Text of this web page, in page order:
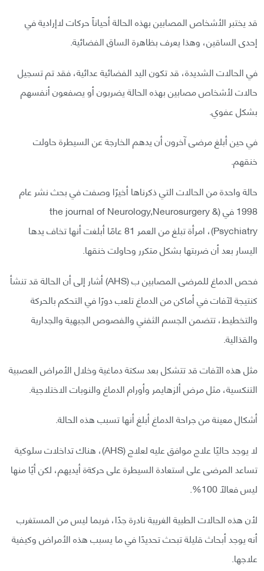
قد يختبر الأشخاص المصابين بهذه الحالة أحياناً حركات لاإرادية في
إحدى الساقين، وهذا يعرف بظاهرة الساق الفضائية.
في الحالات الشديدة، قد تكون اليد الفضائية عدائية، فقد تم تسجيل
حالات لأشخاص مصابين بهذه الحالة يضربون أو يصفعون أنفسهم
بشكل عفوي.
في حين أبلغ مرضى آخرون أن يدهم الخارجة عن السيطرة حاولت
خنقهم.
حالة واحدة من الحالات التي ذكرناها أخيرًا وصفت في بحث نشر عام
1998 في (the journal of Neurology,Neurosurgery &
Psychiatry)، امرأة تبلغ من العمر 81 عامًا أبلغت أنها تخاف يدها
اليسار بعد أن ضربتها بشكل متكرر وحاولت خنقها.
فحص الدماغ للمرضى المصابين ب (AHS) أشار إلى أن الحالة قد تنشأ
كنتيجة لآفات في أماكن من الدماغ تلعب دورًا في التحكم بالحركة
والتخطيط، تتضمن الجسم الثفني والفصوص الجبهية والجدارية
والقذالية.
مثل هذه الآفات قد تتشكل بعد سكتة دماغية وخلال الأمراض العصبية
التنكسية، مثل مرض ألزهايمر وأورام الدماغ والنوبات الاختلاجية.
أشكال معينة من جراحة الدماغ أبلغ أنها تسبب هذه الحالة.
لا يوجد حاليًا علاج موافق عليه لعلاج (AHS)، هناك تداخلات سلوكية
تساعد المرضى على استعادة السيطرة على حركةة أيديهم، لكن أيًا منها
ليس فعالًا 100%.
لأن هذه الحالات الطبية الغريبة نادرة جدًا، فربما ليس من المستغرب
أنه يوجد أبحاث قليلة تبحث تحديدًا في ما يسبب هذه الأمراض وكيفية
علاجها.